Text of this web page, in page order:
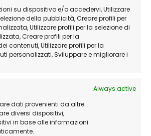
su dispositivo e/o accedervi, Utilizzare
della pubblicità, Creare profili per
Utilizzare profili per la selezione di
Creare profili per la
contenuti, Utilizzare profili per la
personalizzati, Sviluppare e migliorare i
Always active
dati provenienti da altre
diversi dispositivi,
in base alle informazioni